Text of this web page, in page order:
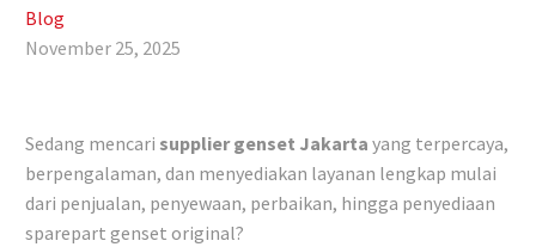
Blog
November 25, 2025
Sedang mencari supplier genset Jakarta yang terpercaya,
berpengalaman, dan menyediakan layanan lengkap mulai
dari penjualan, penyewaan, perbaikan, hingga penyediaan
sparepart genset original?